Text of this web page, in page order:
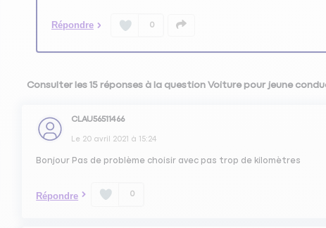
Répondre 0
Consulter les 15 réponses à la question Voiture pour jeune
CLAU56511466
Le 20 avril 2021 à 15:24
Bonjour Pas de problème choisir avec pas trop de kilomètres
Répondre 0